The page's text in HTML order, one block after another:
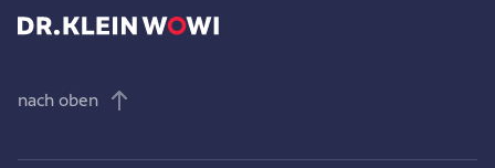
nach oben